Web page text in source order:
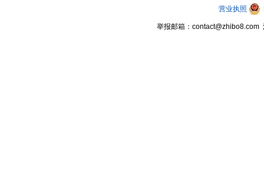
营业执照
举报邮箱：